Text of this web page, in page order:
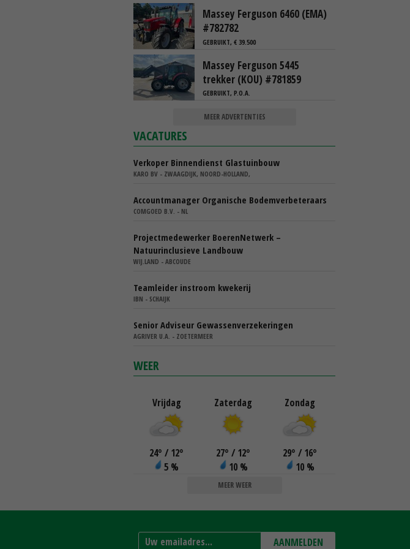
Massey Ferguson 6460 (EMA)
#782782
GEBRUIKT, € 39.500
Massey Ferguson 5445
trekker (KOU) #781859
GEBRUIKT, P.O.A.
MEER ADVERTENTIES
VACATURES
Verkoper Binnendienst Glastuinbouw
KARO BV - ZWAAGDIJK, NOORD-HOLLAND,
Accountmanager Organische Bodemverbeteraars
COMGOED B.V. - NL
Projectmedewerker BoerenNetwerk –
Natuurinclusieve Landbouw
WIJ.LAND - ABCOUDE
Teamleider instroom kwekerij
IBN - SCHAIJK
Senior Adviseur Gewassenverzekeringen
AGRIVER U.A. - ZOETERMEER
WEER
Vrijdag
24° / 12°
5 %
Zaterdag
27° / 12°
10 %
Zondag
29° / 16°
10 %
MEER WEER
AANMELDEN